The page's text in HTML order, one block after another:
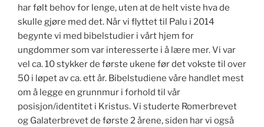
har følt behov for lenge, uten at de helt viste hva de
skulle gjøre med det. Når vi flyttet til Palu i 2014
begynte vi med bibelstudier i vårt hjem for
ungdommer som var interesserte i å lære mer. Vi var
vel ca. 10 stykker de første ukene før det vokste til over
50 i løpet av ca. ett år. Bibelstudiene våre handlet mest
om å legge en grunnmur i forhold til vår
posisjon/identitet i Kristus. Vi studerte Romerbrevet
og Galaterbrevet de første 2 årene, siden har vi også